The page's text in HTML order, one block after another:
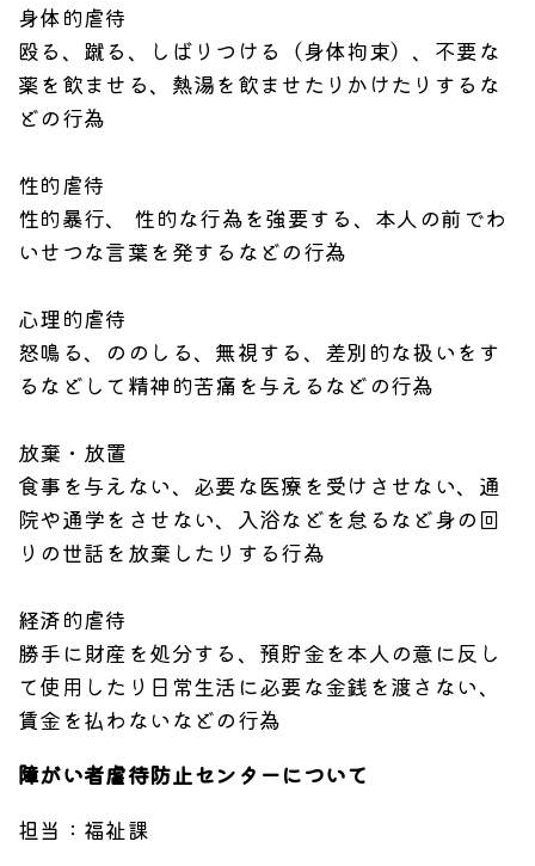
身体的虐待
殴る、蹴る、しばりつける（身体拘束）、不要な
薬を飲ませる、熱湯を飲ませたりかけたりするな
どの行為
性的虐待
性的暴行、 性的な行為を強要する、本人の前でわ
いせつな言葉を発するなどの行為
心理的虐待
怒鳴る、ののしる、無視する、差別的な扱いをす
るなどして精神的苦痛を与えるなどの行為
放棄・放置
食事を与えない、必要な医療を受けさせない、通
院や通学をさせない、入浴などを怠るなど身の回
りの世話を放棄したりする行為
経済的虐待
勝手に財産を処分する、預貯金を本人の意に反し
て使用したり日常生活に必要な金銭を渡さない、
賃金を払わないなどの行為
障がい者虐待防止センターについて
担当：福祉課